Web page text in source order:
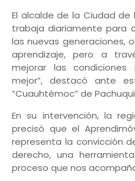
El alcalde de la Ciudad
trabaja diariamente para
las nuevas generaciones,
aprendizaje, pero a
mejorar las
mejor”, destacó ante
“Cuauhtémoc” de
En su intervención, la
precisó que el
representa la convicción
derecho, una
proceso que nos